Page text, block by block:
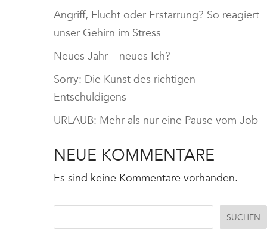
Angriff, Flucht oder Erstarrung? So reagiert
unser Gehirn im Stress
Neues Jahr – neues Ich?
Sorry: Die Kunst des richtigen
Entschuldigens
URLAUB: Mehr als nur eine Pause vom Job
NEUE KOMMENTARE
Es sind keine Kommentare vorhanden.
SUCHEN